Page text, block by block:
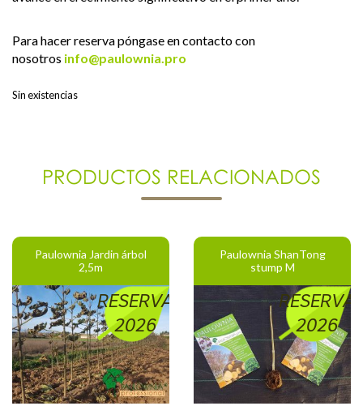
Para hacer reserva póngase en contacto con
nosotros info@paulownia.pro
Sin existencias
PRODUCTOS RELACIONADOS
Paulownia Jardin árbol
2,5m
RESERVA
2026
Paulownia ShanTong
stump M
RESERVA
2026